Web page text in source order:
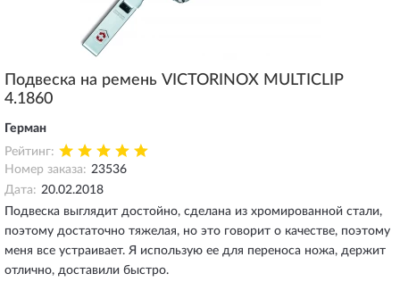
Подвеска на ремень VICTORINOX MULTICLIP
4.1860
Герман
Рейтинг:
Номер заказа: 23536
Дата: 20.02.2018
Подвеска выглядит достойно, сделана из хромированной стали,
поэтому достаточно тяжелая, но это говорит о качестве, поэтому
меня все устраивает. Я использую ее для переноса ножа, держит
отлично, доставили быстро.